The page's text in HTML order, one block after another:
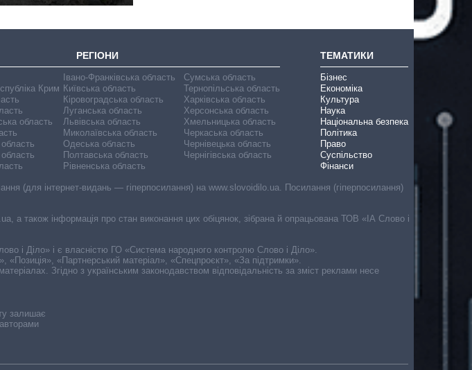
РЕГІОНИ
Крим
область
Івано-Франківська область
Київська область
Кіровоградська область
Луганська область
Львівська область
Миколаївська область
Одеська область
Полтавська область
Рівненська область
Сумська область
Тернопільська область
Харківська область
Херсонська область
Хмельницька область
Черкаська область
Чернівецька область
Чернігівська область
ТЕМАТИКИ
Бізнес
Економіка
Культура
Наука
Національна безпека
Політика
Право
Суспільство
Фінанси
залишає
(для інтернет-видань — гіперпосилання) на www.slovoidilo.ua. Посилання (гіперпосилання)
а також інформація про стан виконання цих обіцянок, зібрана й опрацьована ТОВ «ІА Слово і
і Діло» і є власністю ГО «Система народного контролю Слово і Діло».
«Позиція», «Партнерський матеріал», «Спецпроєкт», «За підтримки».
Згідно з українським законодавством відповідальність за зміст реклами несе